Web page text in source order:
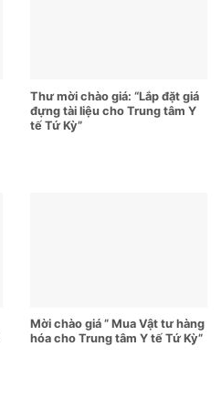
Thư mời chào giá: “Lắp đặt giá
đựng tài liệu cho Trung tâm Y
tế Tứ Kỳ”
Mời chào giá ” Mua Vật tư hàng
hóa cho Trung tâm Y tế Tứ Kỳ”